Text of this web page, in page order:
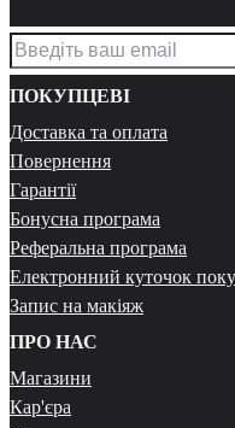
ПОКУПЦЕВІ
Доставка та оплата
Повернення
Гарантії
Бонусна програма
Реферальна програма
Електронний куточок
Запис на макіяж
ПРО НАС
Магазини
Кар'єра